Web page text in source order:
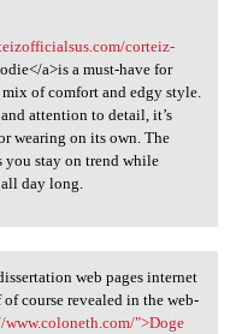
corteiz-
a>is a must-have for
of comfort and edgy style.
attention to detail, it’s
wearing on its own. The
you stay on trend while
day long.
of
web pages internet
course revealed in the web-
">Doge